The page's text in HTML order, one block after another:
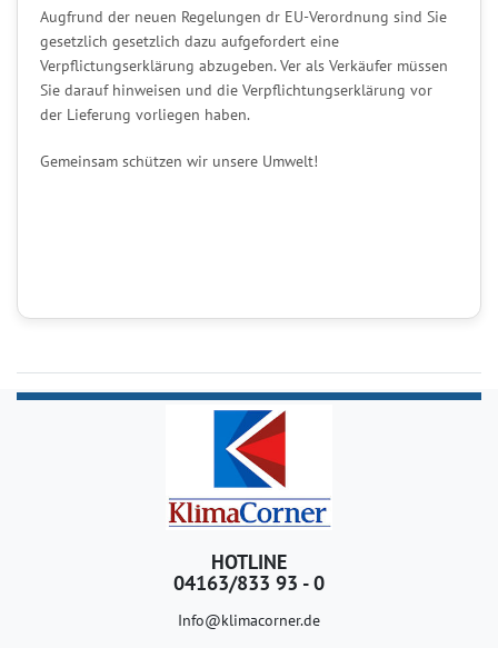
Augfrund der neuen Regelungen dr EU-Verordnung sind Sie
gesetzlich gesetzlich dazu aufgefordert eine
Verpflictungserklärung abzugeben. Ver als Verkäufer müssen
Sie darauf hinweisen und die Verpflichtungserklärung vor
der Lieferung vorliegen haben.
Gemeinsam schützen wir unsere Umwelt!
HOTLINE
04163/833 93 - 0
Info@klimacorner.de